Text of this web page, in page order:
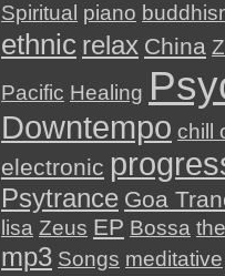
Spiritual piano
ethnic relax China
Pacific Healing
Downtempo chill
electronic
Psytrance Goa
lisa Zeus EP Bossa the
mp3 Songs meditative